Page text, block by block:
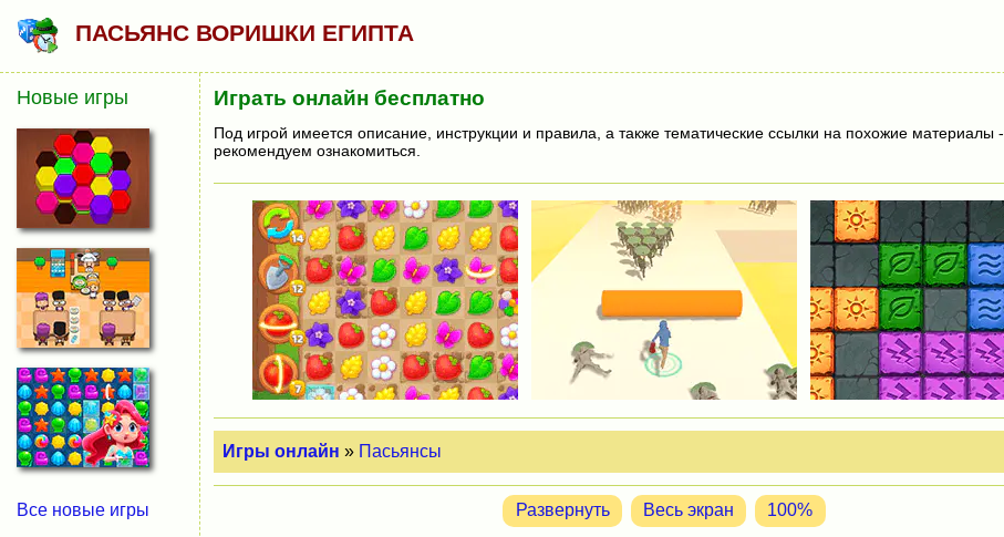
ПАСЬЯНС ВОРИШКИ ЕГИПТА
Играть онлайн бесплатно
Под игрой имеется описание, инструкции и правила, а также тематические ссылки на похожие материалы -
рекомендуем ознакомиться.
Игры онлайн » Пасьянсы
Развернуть Весь экран 100%
Новые игры
Все новые игры